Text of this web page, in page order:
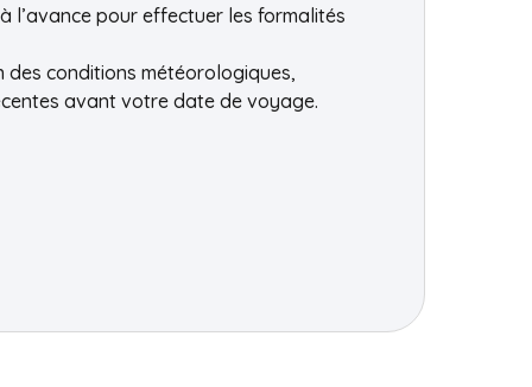
l’avance pour effectuer les formalités
conditions météorologiques,
avant votre date de voyage.